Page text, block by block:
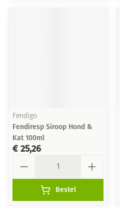
Fendigo
Fendiresp Siroop Hond &
Kat 100ml
€ 25,26
Bestel